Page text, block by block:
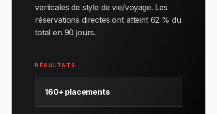
verticales de style de vie/voyage. Les
réservations directes ont atteint 62 % du
total en 90 jours.
RÉSULTATS
160+ placements